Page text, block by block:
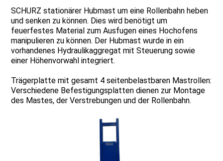
SCHURZ stationärer Hubmast um eine Rollenbahn heben
und senken zu können. Dies wird benötigt um
feuerfestes Material zum Ausfugen eines Hochofens
manipulieren zu können. Der Hubmast wurde in ein
vorhandenes Hydraulikaggregat mit Steuerung sowie
einer Höhenvorwahl integriert.
Trägerplatte mit gesamt 4 seitenbelastbaren Mastrollen:
Verschiedene Befestigungsplatten dienen zur Montage
des Mastes, der Verstrebungen und der Rollenbahn.